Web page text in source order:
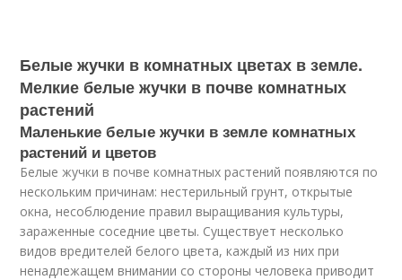
Белые жучки в комнатных цветах в земле.
Мелкие белые жучки в почве комнатных
растений
Маленькие белые жучки в земле комнатных
растений и цветов
Белые жучки в почве комнатных растений появляются по
нескольким причинам: нестерильный грунт, открытые
окна, несоблюдение правил выращивания культуры,
зараженные соседние цветы. Существует несколько
видов вредителей белого цвета, каждый из них при
ненадлежащем внимании со стороны человека приводит